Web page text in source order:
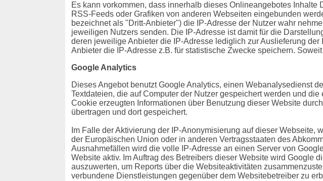
Es kann vorkommen, dass innerhalb dieses Onlineangebotes
RSS-Feeds oder Grafiken von anderen Webseiten eingebunden
bezeichnet als "Dritt-Anbieter") die IP-Adresse der Nutzer wahr
jeweiligen Nutzers senden. Die IP-Adresse ist damit für die
deren jeweilige Anbieter die IP-Adresse lediglich zur Auslieferung
Anbieter die IP-Adresse z.B. für statistische Zwecke speichern.
Google Analytics
Dieses Angebot benutzt Google Analytics, einen Webanalysedienst
Textdateien, die auf Computer der Nutzer gespeichert werden und
Cookie erzeugten Informationen über Benutzung dieser Website
übertragen und dort gespeichert.
Im Falle der Aktivierung der IP-Anonymisierung auf dieser
der Europäischen Union oder in anderen Vertragsstaaten des
Ausnahmefällen wird die volle IP-Adresse an einen Server von
Website aktiv. Im Auftrag des Betreibers dieser Website wird Google
auszuwerten, um Reports über die Websiteaktivitäten
verbundene Dienstleistungen gegenüber dem Websitebetreiber zu